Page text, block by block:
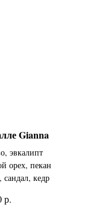
Gianna
эвкалипт
орех, пекан
сандал, кедр
р.